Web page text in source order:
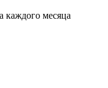
каждого месяца